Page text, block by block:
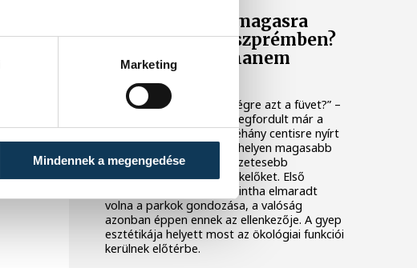
Marketing
Mindennek a megengedése
Miért hagyják magasra
nőni a füvet Veszprémben?
Nem lustaság, hanem
alkalmazkodás
„Miért nem kaszálják le végre azt a füvet?” –
sok veszprémi fejében megfordult már a
kérdés. A megszokott, néhány centisre nyírt
gyep helyett egyre több helyen magasabb
fű, vadvirágok és természetesebb
növényzet fogadja a járókelőket. Első
pillantásra úgy tűnhet, mintha elmaradt
volna a parkok gondozása, a valóság
azonban éppen ennek az ellenkezője. A gyep
esztétikája helyett most az ökológiai funkciói
kerülnek előtérbe.